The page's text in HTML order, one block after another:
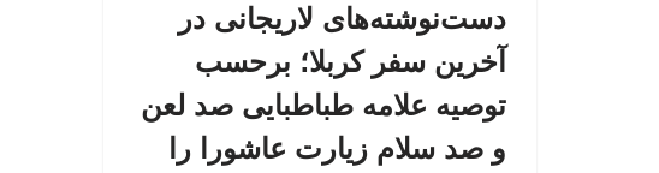
دست‌نوشته‌های لاریجانی در
آخرین سفر کربلا؛ برحسب
توصیه علامه طباطبایی صد لعن
و صد سلام زیارت عاشورا را